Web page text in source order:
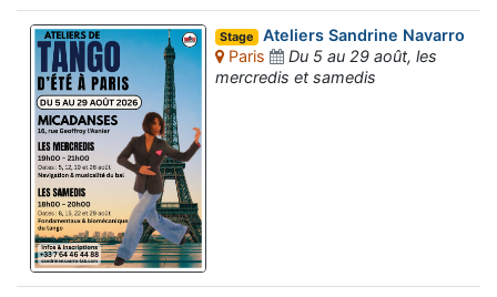
Stage Ateliers Sandrine Navarro
Paris
Du 5 au 29 août, les
mercredis et samedis